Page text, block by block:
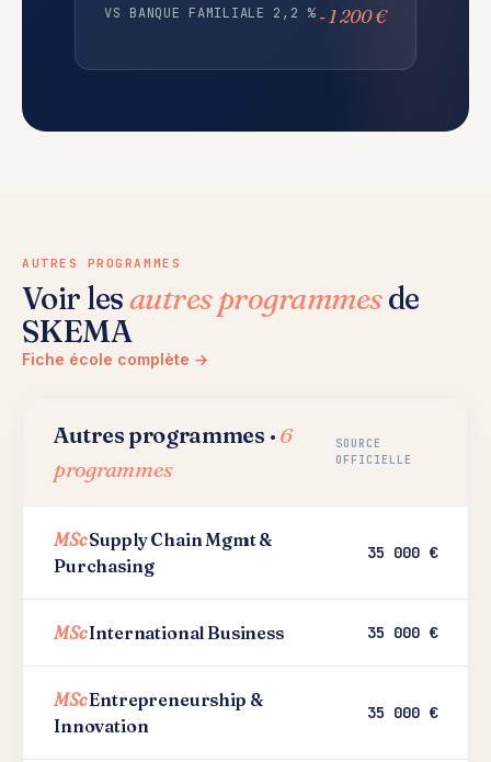
VS BANQUE FAMILIALE 2,2 % - 1 200 €
AUTRES PROGRAMMES
Voir lesautres programmesde
SKEMA
Fiche école complète →
Autres programmes · 6
programmes
SOURCE
OFFICIELLE
MScSupply Chain Mgmt &
Purchasing
35 000 €
MScInternational Business 35 000 €
MScEntrepreneurship &
Innovation
35 000 €